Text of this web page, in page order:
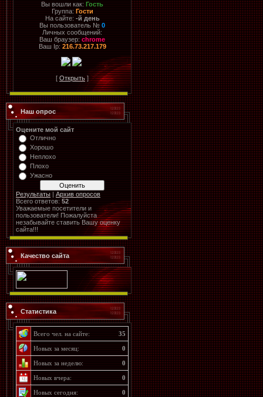
Вы вошли как: Гость
Группа: Гости
На сайте: -й день
Вы пользователь № 0
Личных сообщений:
Ваш браузер: chrome
Ваш Ip:216.73.217.179
[ Открыть]
Наш опрос
Оцените мой сайт
Отлично
Хорошо
Неплохо
Плохо
Ужасно
Результаты
Архив опросов
Всего ответов: 52
Уважаемые посетители и
пользователи! Пожалуйста
незабывайте ставить Вашу оценку
сайта!!!
Качество сайта
Статистика
Всего чел. на сайте: 35
Новых за месяц: 0
Новых за неделю: 0
Новых вчера: 0
Новых сегодня:
0